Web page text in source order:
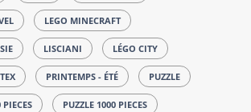
LEGO MINECRAFT
LISCIANI LÉGO CITY
PRINTEMPS - ÉTÉ PUZZLE
PIECES PUZZLE 1000 PIECES